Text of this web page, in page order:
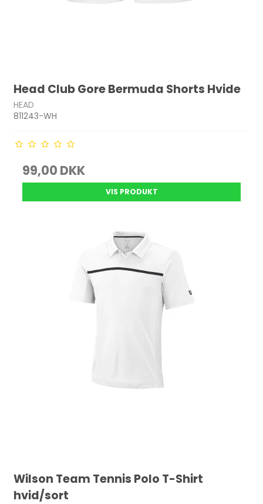
Head Club Gore Bermuda Shorts Hvide
HEAD
811243-WH
99,00 DKK
VIS PRODUKT
Wilson Team Tennis Polo T-Shirt
hvid/sort